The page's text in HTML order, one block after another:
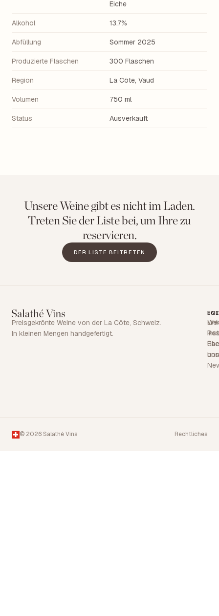
Eiche
Alkohol 13.7%
Abfüllung Sommer 2025
Produzierte Flaschen 300 Flaschen
Region La Côte, Vaud
Volumen 750 ml
Status Ausverkauft
Unsere Weine gibt es nicht im Laden.
Treten Sie der Liste bei, um Ihre zu
reservieren.
DER LISTE BEITRETEN
Preisgekrönte Weine von der La Côte, Schweiz.
In kleinen Mengen handgefertigt.
uns
© 2026 Salathé Vins Rechtliches